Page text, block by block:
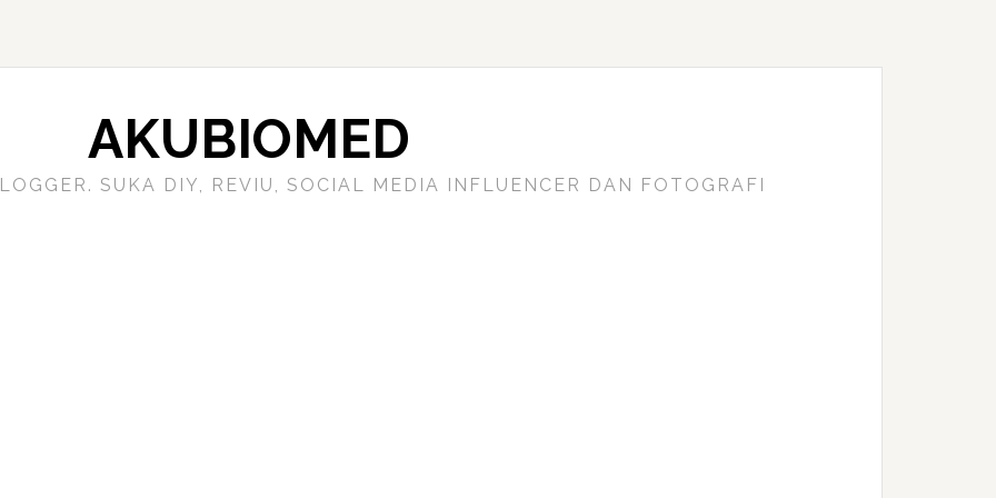
AKUBIOMED
SUKA DIY, REVIU, SOCIAL MEDIA INFLUENCER DAN FOTOGRAFI